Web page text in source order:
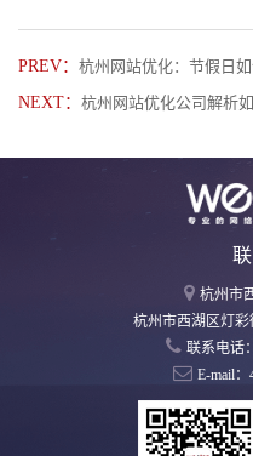
PREV： 杭州网站优化：节假日
NEXT： 杭州网站优化公司解析
杭州市
杭州市西湖区灯彩
联系电话
E-mail：